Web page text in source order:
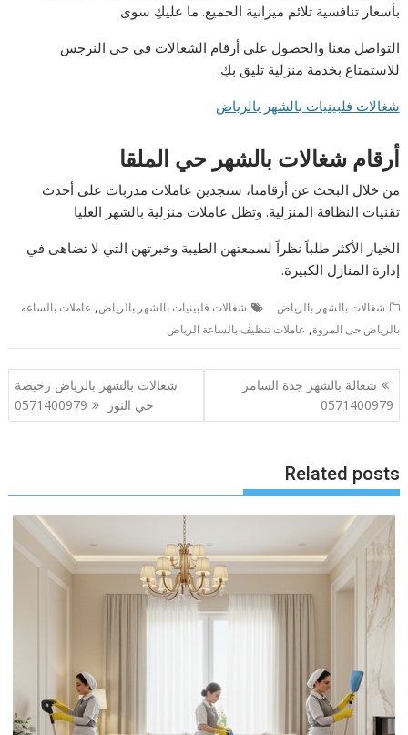
بأسعار تنافسية تلائم ميزانية الجميع. ما عليكِ سوى
التواصل معنا والحصول على أرقام الشغالات في حي النرجس
للاستمتاع بخدمة منزلية تليق بكِ.
شغالات فلبينيات بالشهر بالرياض
أرقام شغالات بالشهر حي الملقا
من خلال البحث عن أرقامنا، ستجدين عاملات مدربات على أحدث
تقنيات النظافة المنزلية. وتظل عاملات منزلية بالشهر العليا
الخيار الأكثر طلباً نظراً لسمعتهن الطيبة وخبرتهن التي لا تضاهى في
إدارة المنازل الكبيرة.
شغالات بالشهر بالرياض شغالات فلبينيات بالشهر بالرياض, عاملات بالساعه
بالرياض حى المروة, عاملات تنظيف بالساعة الرياض
تصفّح
المقالات
شغالة بالشهر جدة السامر
0571400979
شغالات بالشهر بالرياض رخيصة
حي النور 0571400979
Related posts